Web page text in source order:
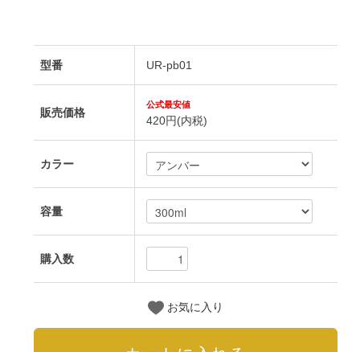
型番 UR-pb01
販売価格
420円(内税)
カラー
容量
購入数
お気に入り